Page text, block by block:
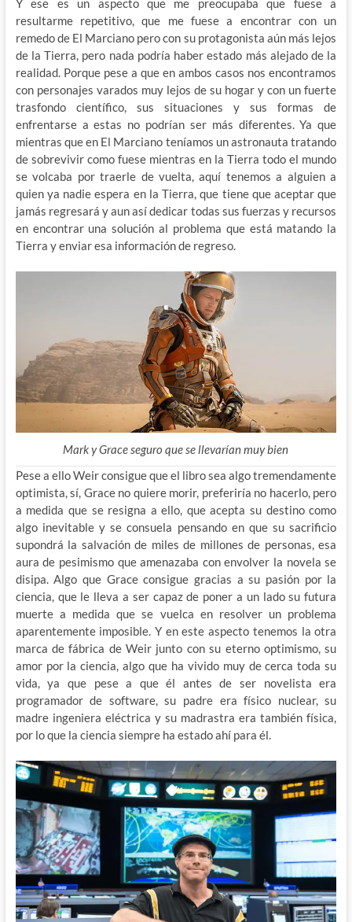
Y ese es un aspecto que me preocupaba que fuese a
resultarme repetitivo, que me fuese a encontrar con un
remedo de El Marciano pero con su protagonista aún más lejos
de la Tierra, pero nada podría haber estado más alejado de la
realidad. Porque pese a que en ambos casos nos encontramos
con personajes varados muy lejos de su hogar y con un fuerte
trasfondo científico, sus situaciones y sus formas de
enfrentarse a estas no podrían ser más diferentes. Ya que
mientras que en El Marciano teníamos un astronauta tratando
de sobrevivir como fuese mientras en la Tierra todo el mundo
se volcaba por traerle de vuelta, aquí tenemos a alguien a
quien ya nadie espera en la Tierra, que tiene que aceptar que
jamás regresará y aun así dedicar todas sus fuerzas y recursos
en encontrar una solución al problema que está matando la
Tierra y enviar esa información de regreso.
Mark y Grace seguro que se llevarían muy bien
Pese a ello Weir consigue que el libro sea algo tremendamente
optimista, sí, Grace no quiere morir, preferiría no hacerlo, pero
a medida que se resigna a ello, que acepta su destino como
algo inevitable y se consuela pensando en que su sacrificio
supondrá la salvación de miles de millones de personas, esa
aura de pesimismo que amenazaba con envolver la novela se
disipa. Algo que Grace consigue gracias a su pasión por la
ciencia, que le lleva a ser capaz de poner a un lado su futura
muerte a medida que se vuelca en resolver un problema
aparentemente imposible. Y en este aspecto tenemos la otra
marca de fábrica de Weir junto con su eterno optimismo, su
amor por la ciencia, algo que ha vivido muy de cerca toda su
vida, ya que pese a que él antes de ser novelista era
programador de software, su padre era físico nuclear, su
madre ingeniera eléctrica y su madrastra era también física,
por lo que la ciencia siempre ha estado ahí para él.